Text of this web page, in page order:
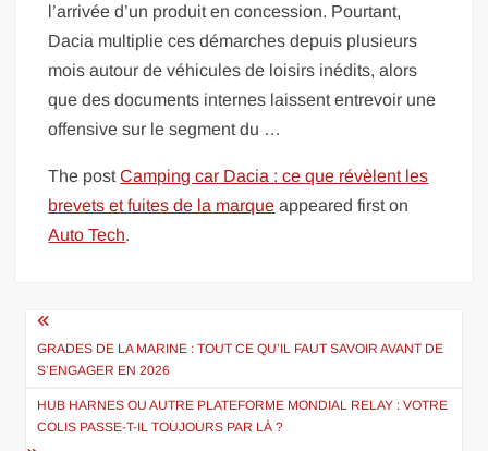
l’arrivée d’un produit en concession. Pourtant,
Dacia multiplie ces démarches depuis plusieurs
mois autour de véhicules de loisirs inédits, alors
que des documents internes laissent entrevoir une
offensive sur le segment du …
The postCamping car Dacia : ce que révèlent les
brevets et fuites de la marque appeared first on
Auto Tech.
Navigation
de
l’article
GRADES DE LA MARINE : TOUT CE QU’IL FAUT SAVOIR AVANT DE
S’ENGAGER EN 2026
HUB HARNES OU AUTRE PLATEFORME MONDIAL RELAY : VOTRE
COLIS PASSE-T-IL TOUJOURS PAR LÀ ?